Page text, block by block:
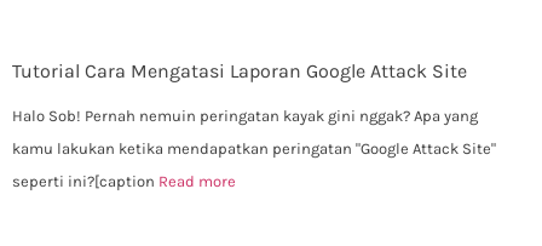
Tutorial Cara Mengatasi Laporan Google Attack Site
Halo Sob! Pernah nemuin peringatan kayak gini nggak? Apa yang
kamu lakukan ketika mendapatkan peringatan "Google Attack Site"
seperti ini?[caption Read more